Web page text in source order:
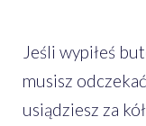
Jeśli wypiłeś
musisz
usiądziesz za